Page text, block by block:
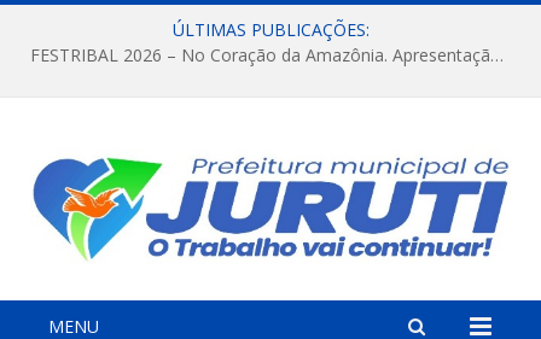
ÚLTIMAS PUBLICAÇÕES:
FESTRIBAL 2026 – No Coração da Amazônia. Apresentação da Munduruku.
MENU